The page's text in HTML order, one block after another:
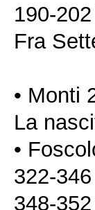
190-
Fra
• Monti
La
•
322-346
348-